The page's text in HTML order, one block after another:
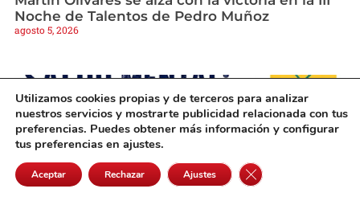
Noche de Talentos de Pedro Muñoz
agosto 5, 2026
Utilizamos cookies propias y de terceros para analizar
nuestros servicios y mostrarte publicidad relacionada con tus
preferencias. Puedes obtener más información y configurar
tus preferencias en ajustes.
Aceptar Rechazar Ajustes Cerrar el banner de